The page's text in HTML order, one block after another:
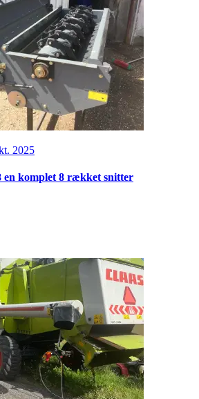
2025
en komplet 8 rækket snitter